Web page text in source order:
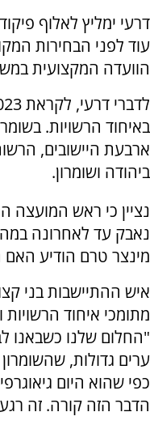
דרעי ימליץ לאלוף
עוד לפני הבחירות
הוועדה המקצועית
באיחוד הרשויות.
ארבעת היישובים,
ביהודה ושומרון.
נציין כי ראש המועצה
נאבק עד לאחרונה
מינצר טרם הודיע האם
איש ההתיישבות בני
מתומכי איחוד
"החלום שלנו כשבאנו
ערים גדולות,
כפי שהוא היום
הדבר הזה קורה. זה